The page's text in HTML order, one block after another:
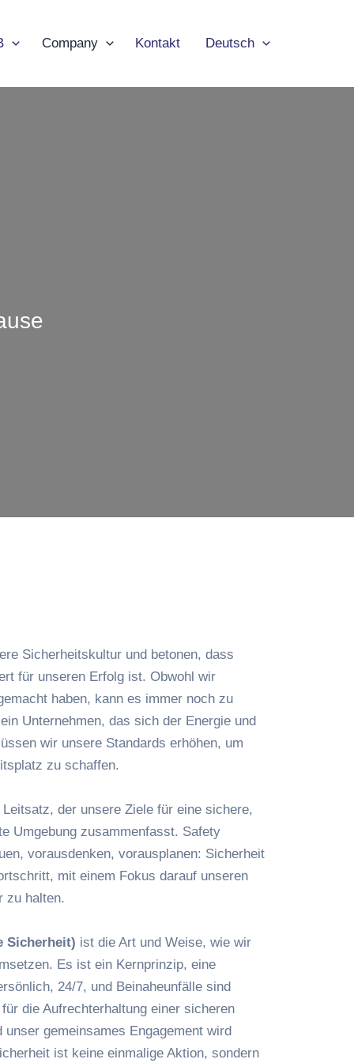
Company Kontakt Deutsch
Sicherheitskultur und betonen, dass
für unseren Erfolg ist. Obwohl wir
haben, kann es immer noch zu
Unternehmen, das sich der Energie und
wir unsere Standards erhöhen, um
zu schaffen.
der unsere Ziele für eine sichere,
Umgebung zusammenfasst. Safety
vorausdenken, vorausplanen: Sicherheit
mit einem Fokus darauf unseren
zu halten.
Sicherheit) ist die Art und Weise, wie wir
Es ist ein Kernprinzip, eine
24/7, und Beinaheunfälle sind
die Aufrechterhaltung einer sicheren
gemeinsames Engagement wird
ist keine einmalige Aktion, sondern